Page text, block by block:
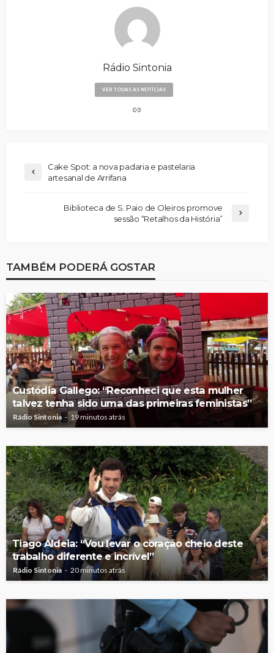
Rádio Sintonia
VER TODAS AS NOTÍCIAS
Cake Spot: a nova padaria e pastelaria
artesanal de Arrifana
Biblioteca de S. Paio de Oleiros promove
sessão “Retalhos da História”
TAMBÉM PODERÁ GOSTAR
Custódia Gallego: “Reconheci que esta mulher
talvez tenha sido uma das primeiras feministas”
Rádio Sintonia 19 minutos atrás
Tiago Aldeia: “Vou levar o coração cheio deste
trabalho diferente e incrível”
Rádio Sintonia 20 minutos atrás